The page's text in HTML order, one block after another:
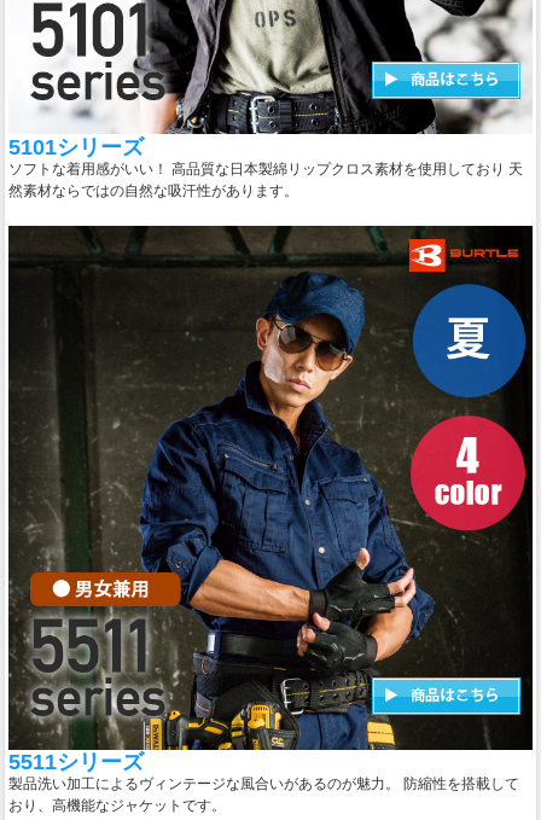
5101シリーズ
ソフトな着用感がいい！ 高品質な日本製綿リップクロス素材を使用しており 天
然素材ならではの自然な吸汗性があります。
5511シリーズ
製品洗い加工によるヴィンテージな風合いがあるのが魅力。 防縮性を搭載して
おり、高機能なジャケットです。